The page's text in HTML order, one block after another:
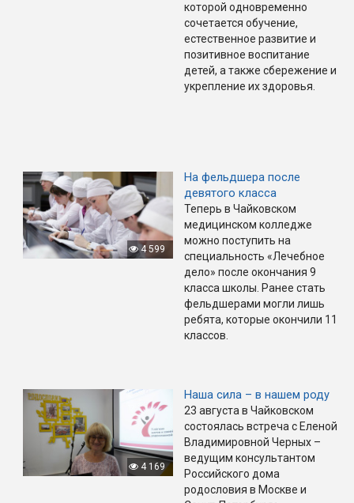
которой одновременно
сочетается обучение,
естественное развитие и
позитивное воспитание
детей, а также сбережение и
укрепление их здоровья.
4 599
На фельдшера после
девятого класса
Теперь в Чайковском
медицинском колледже
можно поступить на
специальность «Лечебное
дело» после окончания 9
класса школы. Ранее стать
фельдшерами могли лишь
ребята, которые окончили 11
классов.
4 169
Наша сила – в нашем роду
23 августа в Чайковском
состоялась встреча с Еленой
Владимировной Черных –
ведущим консультантом
Российского дома
родословия в Москве и